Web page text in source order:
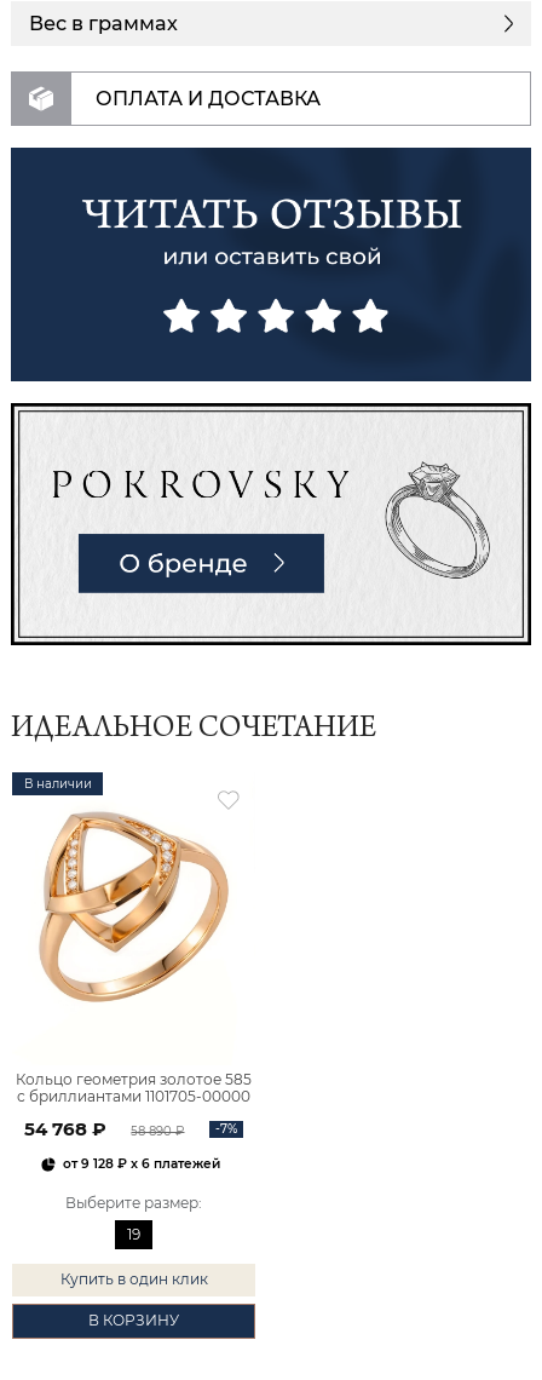
Вес в граммах
ОПЛАТА И ДОСТАВКА
ИДЕАЛЬНОЕ СОЧЕТАНИЕ
В наличии
Кольцо геометрия золотое 585
с бриллиантами 1101705-00000
54 768 ₽ 58 890 ₽ -7%
от9 128 ₽x 6 платежей
Выберите размер:
19
Купить в один клик
В КОРЗИНУ